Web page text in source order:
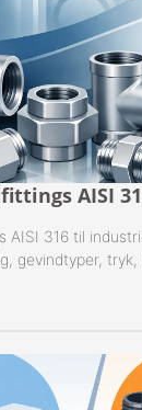
AISI
AISI 316 til
gevindtyper,